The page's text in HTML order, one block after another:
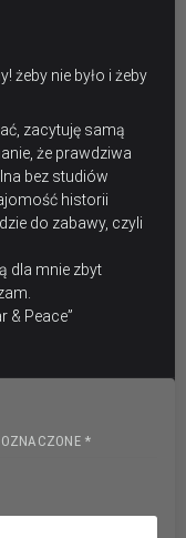
żeby nie było i żeby
zacytuję samą
że prawdziwa
bez studiów
historii
do zabawy, czyli
dla mnie zbyt
& Peace”
*